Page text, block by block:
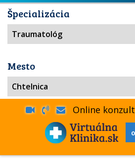
Špecializácia
Mesto
Online